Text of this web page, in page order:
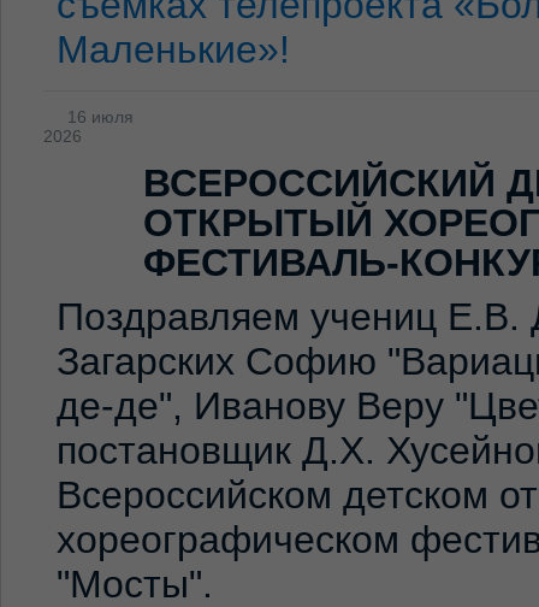
Маленькие»!
16 июля
2026
ВСЕРОССИЙСКИЙ
ОТКРЫТЫЙ
ФЕСТИВАЛЬ-
Поздравляем учениц Е.В.
Загарских Софию
де-де", Иванову Веру
постановщик Д.Х.
Всероссийском детском
хореографическом
"Мосты".